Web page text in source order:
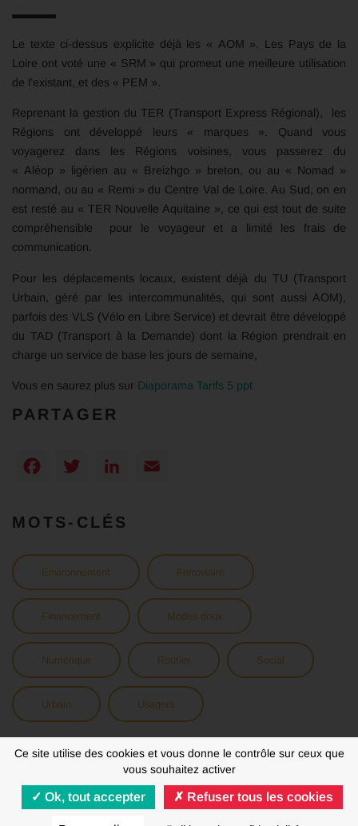
Ce site utilise des cookies et vous donne le contrôle sur ceux que
vous souhaitez activer
Ok, tout accepter Refuser tous les cookies
Le texte ci-dessus explicite déjà les « AOM ». Les Pays de la
Loire ont voté une « SRM » qui promeut une meilleure utilisation
de l’existant, et des « PEM ».
Reprenant la gestion du TER (Transport Express Régional), les
Régions ont développé leurs « marques ». Quand vous
voyagerez dans les Régions voisines, vous passerez du
« Aléop » ligérien au « Breizhgo » breton, ou au « Nomad »
normand, ou au « Remi » du Centre Val de Loire. Au Sud, on en
est resté au « TER Nouvelle Aquitaine », ce qui est tout de suite
compréhensible pour le voyageur et a limité les frais de
communication.
Pour les déplacements locaux, existent déjà du TU (Transport
Urbain, géré par les intercommunalités, qui sont aussi AOM),
parfois des VLS (Vélo en Libre Service) et devrait être développé
du TAD (Transport à la Demande) dont la Région prendrait en
charge un service de base les jours de semaine,
Vous en saurez plus sur Diaporama Tarifs 5 ppt
PARTAGER
Facebook
TwitterLinkedIn
MOTS-CLÉS
Environnement Ferroviaire
Financement Modes doux
Numérique Routier Social
Urbain Usagers